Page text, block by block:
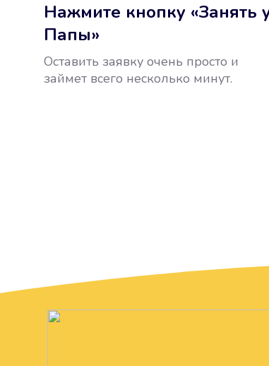
Нажмите кнопку «Занять
Папы»
Оставить заявку очень просто и
займет всего несколько минут.